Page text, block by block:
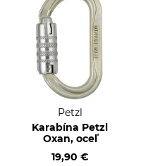
Petzl
Karabína Petzl
Oxan, oceľ
19,90 €